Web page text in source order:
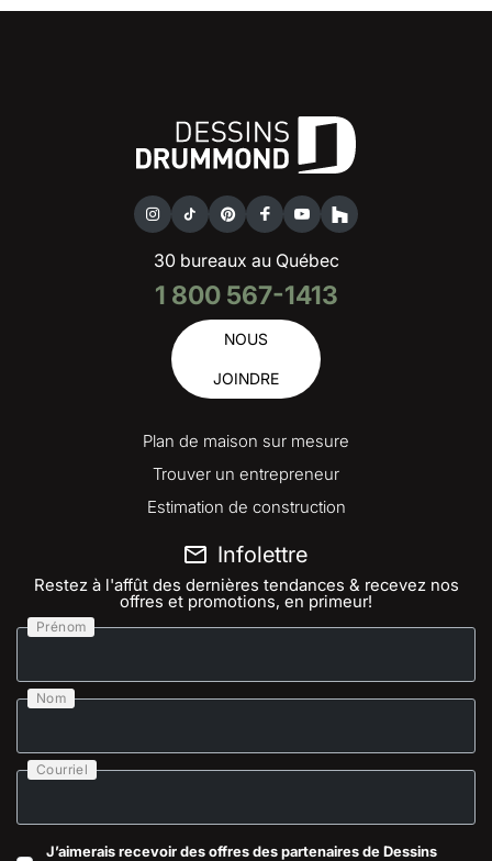
30 bureaux au Québec
1 800 567-1413
NOUS
JOINDRE
Plan de maison sur mesure
Trouver un entrepreneur
Estimation de construction
Infolettre
Restez à l'affût des dernières tendances & recevez nos
offres et promotions, en primeur!
Prénom
Nom
Courriel
J’aimerais recevoir des offres des partenaires de Dessins